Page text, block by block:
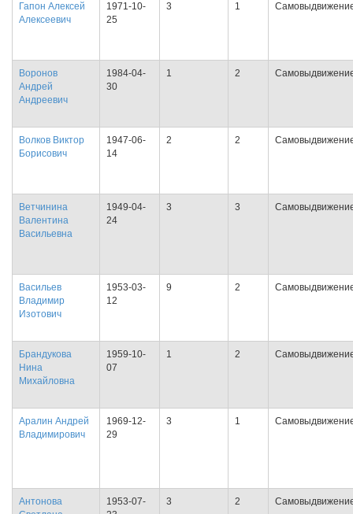
Гапон Алексей
Алексеевич
1971-10-
25
3 1
Воронов
Андрей
Андреевич
1984-04-
30
1 2
Волков Виктор
Борисович
1947-06-
14
2 2
Ветчинина
Валентина
Васильевна
1949-04-
24
3 3
Васильев
Владимир
Изотович
1953-03-
12
9 2
Брандукова
Нина
Михайловна
1959-10-
07
1 2
Аралин Андрей
Владимирович
1969-12-
29
3 1
Антонова
1953-07-
3 2